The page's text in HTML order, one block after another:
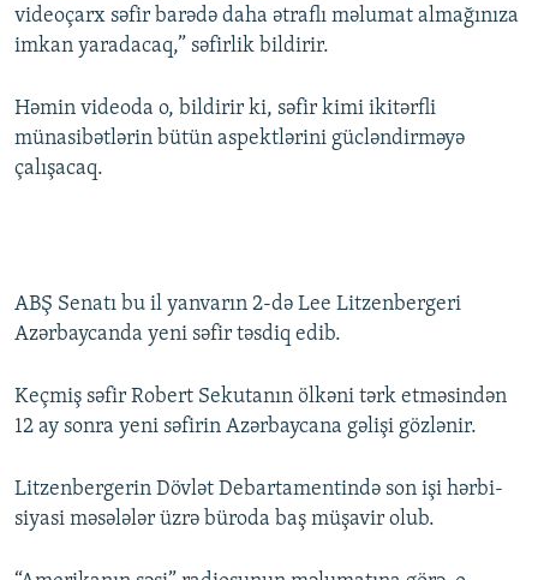
videoçarx səfir barədə daha ətraflı məlumat almağınıza
imkan yaradacaq,” səfirlik bildirir.
Həmin videoda o, bildirir ki, səfir kimi ikitərfli
münasibətlərin bütün aspektlərini gücləndirməyə
çalışacaq.
ABŞ Senatı bu il yanvarın 2-də Lee Litzenbergeri
Azərbaycanda yeni səfir təsdiq edib.
Keçmiş səfir Robert Sekutanın ölkəni tərk etməsindən
12 ay sonra yeni səfirin Azərbaycana gəlişi gözlənir.
Litzenbergerin Dövlət Debartamentində son işi hərbi-
siyasi məsələlər üzrə büroda baş müşavir olub.